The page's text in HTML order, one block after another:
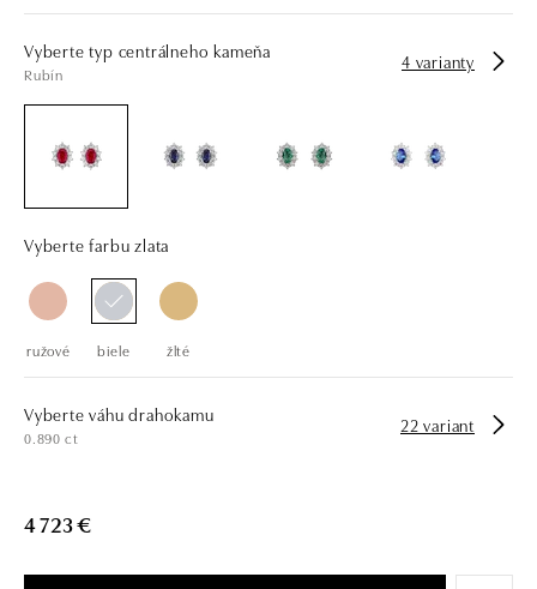
lemom. Kontrastné farby drahých kameňov v kombinácii so starostlivo
vybranými odtieňmi zlata dávajú vzniknúť šperkom, ktoré by ste našli v
drahých kameňov už takmer 30 rokov. Každý šperk je tak originál a je
tiež opatrený certifikátom pravosti a dodaný v luxusnom balení. Či už
Vyberte typ centrálneho kameňa
Rubín
4 varianty
Vyberte farbu zlata
ružové biele žlté
Vyberte váhu drahokamu
0.890 ct
22 variant
4 723 €